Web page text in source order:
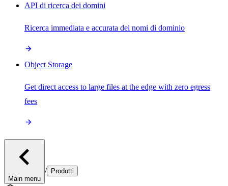
API di ricerca dei domini
Ricerca immediata e accurata dei nomi di dominio
Object Storage
Get direct access to large files at the edge with zero egress
fees
Main menu
/ Prodotti